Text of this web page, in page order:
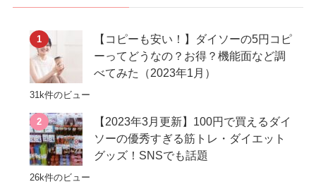
【コピーも安い！】ダイソーの5円コピ
ーってどうなの？お得？機能面など調
べてみた（2023年1月）
31k件のビュー
【2023年3月更新】100円で買えるダイ
ソーの優秀すぎる筋トレ・ダイエット
グッズ！SNSでも話題
26k件のビュー